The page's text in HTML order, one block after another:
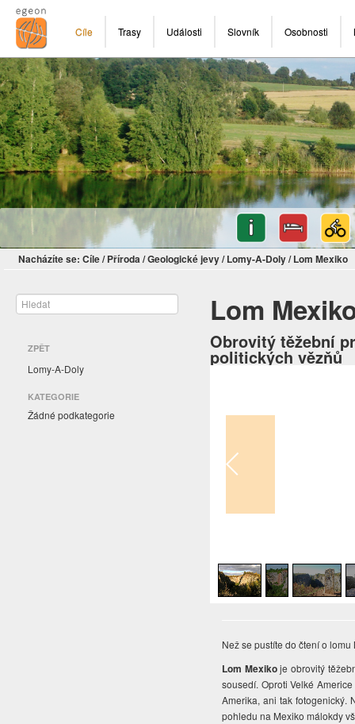
Cíle Trasy Události Slovník Osobnosti
Nacházíte se: Cíle/ Příroda/Geologické jevy/ Lomy-A-Doly/ Lom Mexiko
ZPĚT
Lomy-A-Doly
KATEGORIE
Žádné podkategorie
Lom
Obrovitý těžební
politických vězňů
Než se pustíte do čtení o
Lom Mexikoje obrovitý
sousedí. Oproti Velké
Amerika, ani tak fotogenický.
pohledu na Mexiko málokdy